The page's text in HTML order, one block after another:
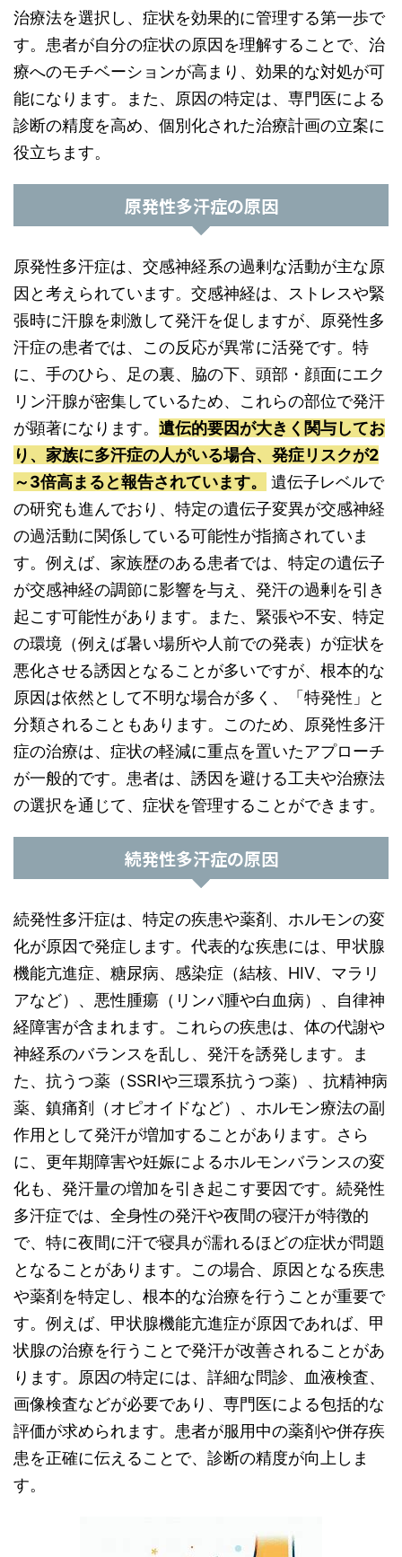
治療法を選択し、症状を効果的に管理する第一歩で
す。患者が自分の症状の原因を理解することで、治
療へのモチベーションが高まり、効果的な対処が可
能になります。また、原因の特定は、専門医による
診断の精度を高め、個別化された治療計画の立案に
役立ちます。
原発性多汗症の原因
原発性多汗症は、交感神経系の過剰な活動が主な原
因と考えられています。交感神経は、ストレスや緊
張時に汗腺を刺激して発汗を促しますが、原発性多
汗症の患者では、この反応が異常に活発です。特
に、手のひら、足の裏、脇の下、頭部・顔面にエク
リン汗腺が密集しているため、これらの部位で発汗
が顕著になります。 遺伝的要因が大きく関与してお
り、家族に多汗症の人がいる場合、発症リスクが2
～3倍高まると報告されています。
遺伝子レベルで
の研究も進んでおり、特定の遺伝子変異が交感神経
の過活動に関係している可能性が指摘されていま
す。例えば、家族歴のある患者では、特定の遺伝子
が交感神経の調節に影響を与え、発汗の過剰を引き
起こす可能性があります。また、緊張や不安、特定
の環境（例えば暑い場所や人前での発表）が症状を
悪化させる誘因となることが多いですが、根本的な
原因は依然として不明な場合が多く、「特発性」と
分類されることもあります。このため、原発性多汗
症の治療は、症状の軽減に重点を置いたアプローチ
が一般的です。患者は、誘因を避ける工夫や治療法
の選択を通じて、症状を管理することができます。
続発性多汗症の原因
続発性多汗症は、特定の疾患や薬剤、ホルモンの変
化が原因で発症します。代表的な疾患には、甲状腺
機能亢進症、糖尿病、感染症（結核、HIV、マラリ
アなど）、悪性腫瘍（リンパ腫や白血病）、自律神
経障害が含まれます。これらの疾患は、体の代謝や
神経系のバランスを乱し、発汗を誘発します。ま
た、抗うつ薬（SSRIや三環系抗うつ薬）、抗精神病
薬、鎮痛剤（オピオイドなど）、ホルモン療法の副
作用として発汗が増加することがあります。さら
に、更年期障害や妊娠によるホルモンバランスの変
化も、発汗量の増加を引き起こす要因です。続発性
多汗症では、全身性の発汗や夜間の寝汗が特徴的
で、特に夜間に汗で寝具が濡れるほどの症状が問題
となることがあります。この場合、原因となる疾患
や薬剤を特定し、根本的な治療を行うことが重要で
す。例えば、甲状腺機能亢進症が原因であれば、甲
状腺の治療を行うことで発汗が改善されることがあ
ります。原因の特定には、詳細な問診、血液検査、
画像検査などが必要であり、専門医による包括的な
評価が求められます。患者が服用中の薬剤や併存疾
患を正確に伝えることで、診断の精度が向上しま
す。